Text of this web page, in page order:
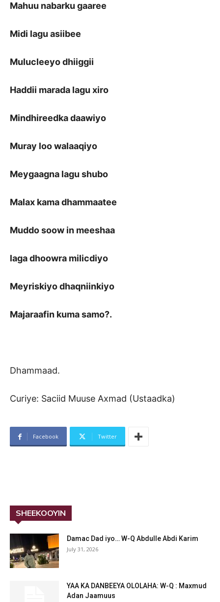
Mahuu nabarku gaaree
Midi lagu asiibee
Mulucleeyo dhiiggii
Haddii marada lagu xiro
Mindhireedka daawiyo
Muray loo walaaqiyo
Meygaagna lagu shubo
Malax kama dhammaatee
Muddo soow in meeshaa
laga dhoowra milicdiyo
Meyriskiyo dhaqniinkiyo
Majaraafin kuma samo?.
Dhammaad.
Curiye: Saciid Muuse Axmad (Ustaadka)
Facebook Twitter
SHEEKOOYIN
Damac Dad iyo… W-Q Abdulle Abdi Karim
July 31, 2026
YAA KA DANBEEYA OLOLAHA: W-Q : Maxmud
Adan Jaamuus